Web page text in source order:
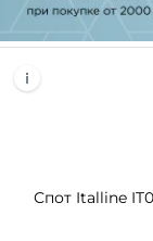
Спот Italline